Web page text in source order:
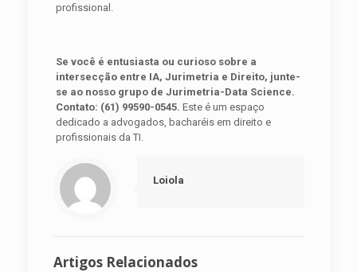
profissional.
Se você é entusiasta ou curioso sobre a
intersecção entre IA, Jurimetria e Direito, junte-
se ao nosso grupo de Jurimetria-Data Science.
Contato: (61) 99590-0545. Este é um espaço
dedicado a advogados, bacharéis em direito e
profissionais da TI.
Loiola
Artigos Relacionados